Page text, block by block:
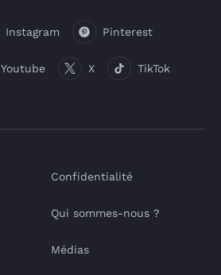
Instagram Pinterest
Youtube X TikTok
Confidentialité
Qui sommes-nous ?
Médias